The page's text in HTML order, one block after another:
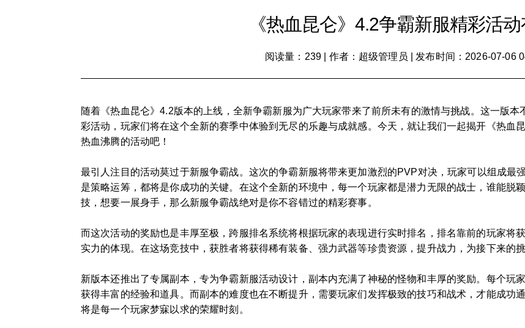
《热血昆仑》4.2争霸新服精彩活
阅读量：239 作者：超级管理员 发布时间：2026-07-06
随着《热血昆仑》4.2版本的上线，全新争霸新服为广大玩家带来了前所未有的激情与挑战。这一版
彩活动，玩家们将在这个全新的赛季中体验到无尽的乐趣与成就感。今天，就让我们一起揭开《热血
热血沸腾的活动吧！
最引人注目的活动莫过于新服争霸战。这次的争霸新服将带来更加激烈的PVP对决，玩家可以组成最
是策略运筹，都将是你成功的关键。在这个全新的环境中，每一个玩家都是潜力无限的战士，谁能脱
技，想要一展身手，那么新服争霸战绝对是你不容错过的精彩赛事。
而这次活动的奖励也是丰厚至极，跨服排名系统将根据玩家的表现进行实时排名，排名靠前的玩家将
实力的体现。在这场竞技中，获胜者将获得稀有装备、强力武器等珍贵资源，提升战力，为接下来的
新版本还推出了专属副本，专为争霸新服活动设计，副本内充满了神秘的怪物和丰厚的奖励。每个玩
获得丰富的经验和道具。而副本的难度也在不断提升，需要玩家们发挥极致的技巧和战术，才能成功
将是每一个玩家梦寐以求的荣耀时刻。